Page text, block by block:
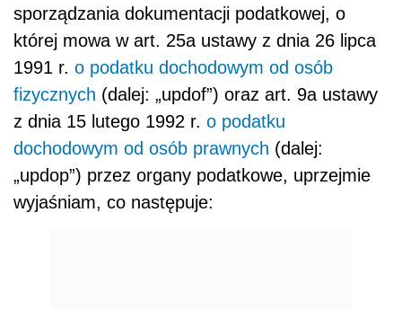
sporządzania dokumentacji podatkowej, o
której mowa w art. 25a ustawy z dnia 26 lipca
1991 r. o podatku dochodowym od osób
fizycznych (dalej: „updof”) oraz art. 9a ustawy
z dnia 15 lutego 1992 r. o podatku
dochodowym od osób prawnych (dalej:
„updop”) przez organy podatkowe, uprzejmie
wyjaśniam, co następuje: